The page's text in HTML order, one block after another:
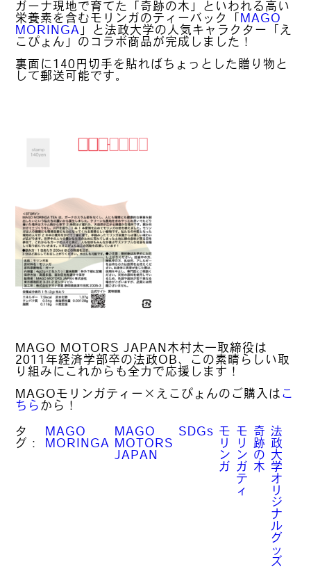
ガーナ現地で育てた「奇跡の木」といわれる高い
栄養素を含むモリンガのティーバック「 MAGO
MORINGA 」と法政大学の人気キャラクター「え
こぴょん」のコラボ商品が完成しました！
裏面に140円切手を貼ればちょっとした贈り物と
して郵送可能です。
MAGO MOTORS JAPAN木村太一取締役は
2011年経済学部卒の法政OB、この素晴らしい取
り組みにこれからも全力で応援します！
MAGOモリンガティー×えこぴょんのご購入は こ
ちら から！
タ
グ：
MAGO
MORINGA
MAGO
MOTORS
JAPAN
SDGs モ
リ
ン
ガ
モ
リ
ン
ガ
テ
ィ
奇
跡
の
木
法
政
大
学
オ
リ
ジ
ナ
ル
グ
ッ
ズ